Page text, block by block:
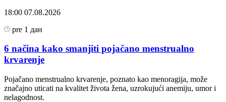
18:00 07.08.2026
pre 1 дан
6 načina kako smanjiti pojačano menstrualno
krvarenje
Pojačano menstrualno krvarenje, poznato kao menoragija, može
značajno uticati na kvalitet života žena, uzrokujući anemiju, umor i
nelagodnost.